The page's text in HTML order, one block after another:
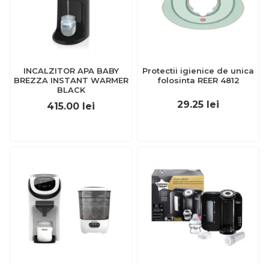
INCALZITOR APA BABY
BREZZA INSTANT WARMER
BLACK
415.00 lei
Protectii igienice de unica
folosinta REER 4812
29.25 lei